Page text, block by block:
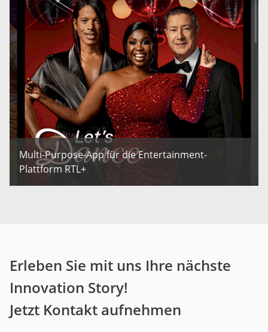
Multi-Purpose-App für die Entertainment-
Plattform RTL+
Erleben Sie mit uns Ihre nächste
Innovation Story!
Jetzt Kontakt aufnehmen